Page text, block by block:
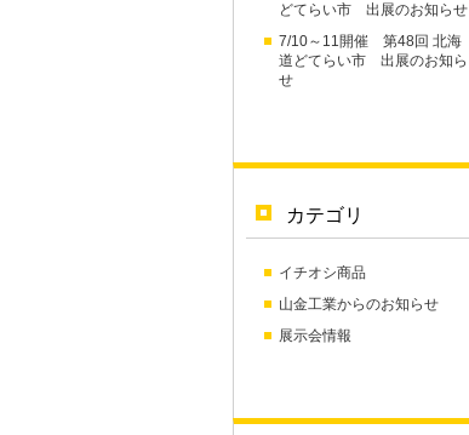
どてらい市 出展のお知らせ
7/10～11開催 第48回 北海
道どてらい市 出展のお知ら
せ
カテゴリ
イチオシ商品
山金工業からのお知らせ
展示会情報